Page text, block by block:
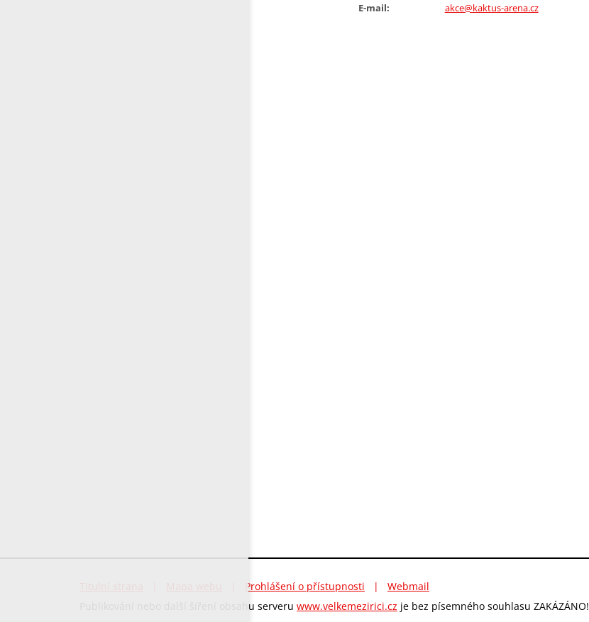
E-mail:
akce@kaktus-arena.cz
Prohlášení o přístupnosti | Webmail
Publikování nebo další šíření obsahu serveru www.velkemezirici.cz je bez písemného souhlasu ZAKÁZÁNO!